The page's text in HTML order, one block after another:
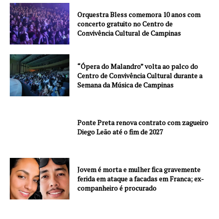
Orquestra Bless comemora 10 anos com
concerto gratuito no Centro de
Convivência Cultural de Campinas
“Ópera do Malandro” volta ao palco do
Centro de Convivência Cultural durante a
Semana da Música de Campinas
Ponte Preta renova contrato com zagueiro
Diego Leão até o fim de 2027
Jovem é morta e mulher fica gravemente
ferida em ataque a facadas em Franca; ex-
companheiro é procurado